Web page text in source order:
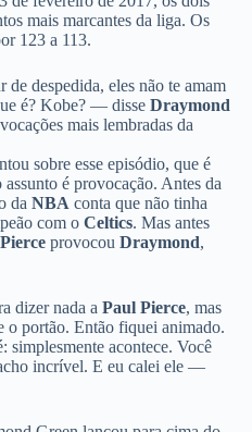
mais marcantes da liga. Os
123 a 113.
despedida, eles não te amam
é? Kobe? — disse Draymond
mais lembradas da
sobre esse episódio, que é
é provocação. Antes da
da NBA conta que não tinha
com o Celtics. Mas antes
provocou Draymond,
dizer nada a Paul Pierce, mas
o portão. Então fiquei animado.
simplesmente acontece. Você
incrível. E eu calei ele —